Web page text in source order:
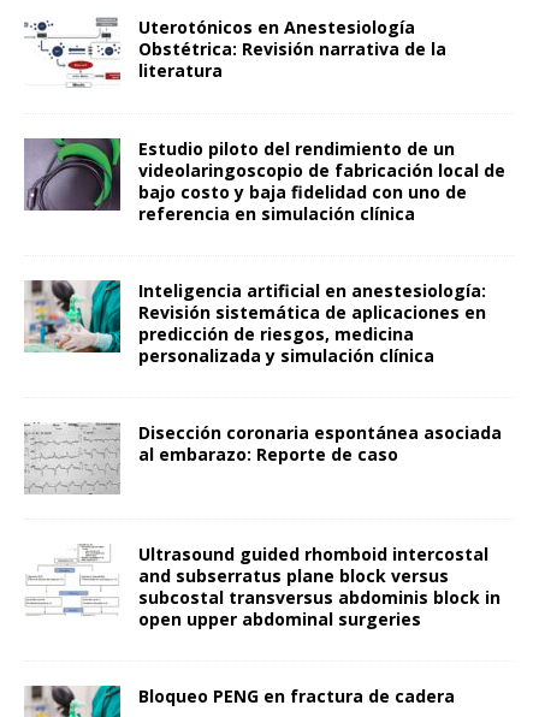
Uterotónicos en Anestesiología
Obstétrica: Revisión narrativa de la
literatura
Estudio piloto del rendimiento de un
videolaringoscopio de fabricación local de
bajo costo y baja fidelidad con uno de
referencia en simulación clínica
Inteligencia artificial en anestesiología:
Revisión sistemática de aplicaciones en
predicción de riesgos, medicina
personalizada y simulación clínica
Disección coronaria espontánea asociada
al embarazo: Reporte de caso
Ultrasound guided rhomboid intercostal
and subserratus plane block versus
subcostal transversus abdominis block in
open upper abdominal surgeries
Bloqueo PENG en fractura de cadera